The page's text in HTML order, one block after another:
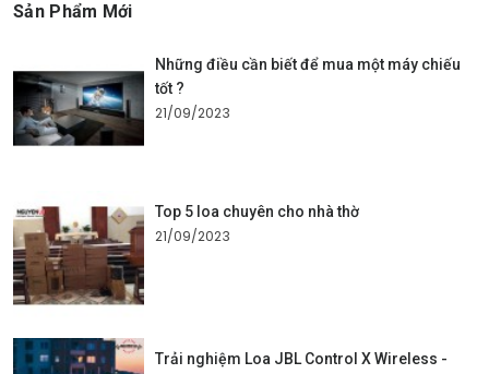
Sản Phẩm Mới
Những điều cần biết để mua một máy chiếu
tốt ?
21/09/2023
Top 5 loa chuyên cho nhà thờ
21/09/2023
Trải nghiệm Loa JBL Control X Wireless -